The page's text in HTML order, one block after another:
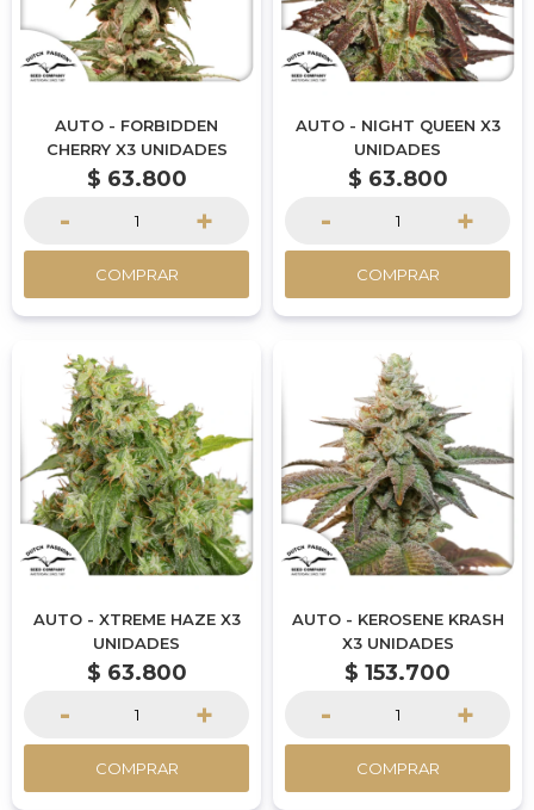
AUTO - FORBIDDEN
CHERRY X3 UNIDADES
$ 63.800
- +
COMPRAR
AUTO - NIGHT QUEEN X3
UNIDADES
$ 63.800
- +
COMPRAR
AUTO - XTREME HAZE X3
UNIDADES
$ 63.800
- +
COMPRAR
AUTO - KEROSENE KRASH
X3 UNIDADES
$ 153.700
- +
COMPRAR